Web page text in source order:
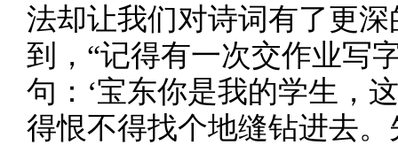
法却让我们对诗词有了更
到，“记得有一次交作业写
句：‘宝东你是我的学生，
得恨不得找个地缝钻进去